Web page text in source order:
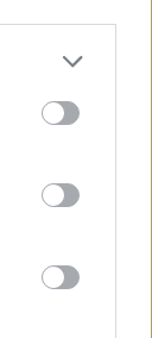
Google
may click to
tags to
Google
– Tóth